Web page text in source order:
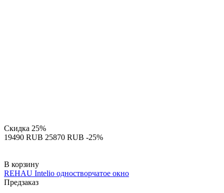
Скидка 25%
‍19490‍ RUB ‍25870‍ RUB -25%
В корзину
REHAU Intelio одностворчатое окно
Предзаказ